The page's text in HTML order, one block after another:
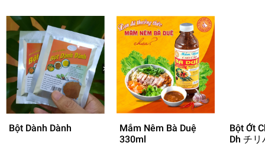
Bột Dành Dành
Mắm Nêm Bà Duệ
330ml
Bột Ớt
Dh チ